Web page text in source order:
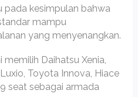
pada kesimpulan bahwa
mampu
yang menyenangkan.
memilih Daihatsu Xenia,
Toyota Innova, Hiace
seat sebagai armada